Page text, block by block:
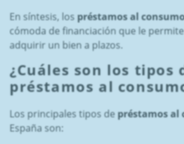
En síntesis, lospréstamos al
cómoda de financiación que le
adquirir un bien a plazos.
¿Cuáles son los tipos
préstamos al
Los principales tipos depréstamos al
España son: